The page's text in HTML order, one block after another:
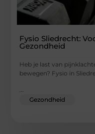
Fysio Sliedrecht:
Gezondheid
Heb je last van
bewegen? Fysio in
Gezondheid